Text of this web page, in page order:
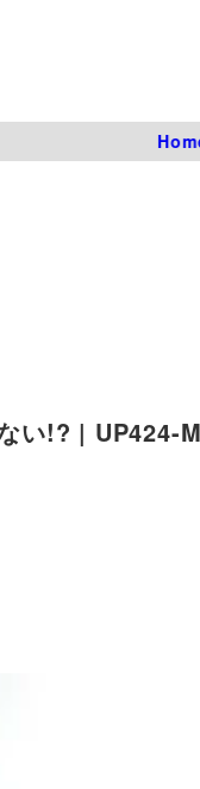
い!? | UP424-